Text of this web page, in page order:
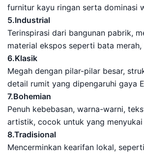
furnitur kayu ringan serta dominasi
5.Industrial
Terinspirasi dari bangunan pabrik,
material ekspos seperti bata
6.Klasik
Megah dengan pilar-pilar besar,
detail rumit yang dipengaruhi gaya
7.Bohemian
Penuh kebebasan, warna-warni,
artistik, cocok untuk yang menyukai
8.Tradisional
Mencerminkan kearifan lokal,